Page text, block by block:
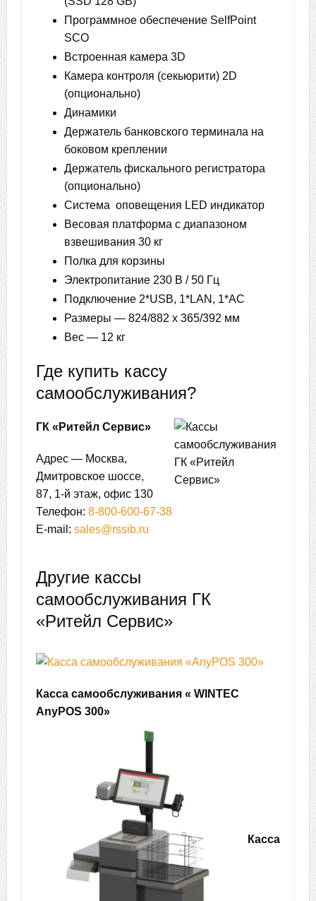
Программное обеспечение SelfPoint
SCO
Встроенная камера 3D
Камера контроля (секьюрити) 2D
(опционально)
Динамики
Держатель банковского терминала на
боковом креплении
Держатель фискального регистратора
(опционально)
Система оповещения LED индикатор
Весовая платформа с диапазоном
взвешивания 30 кг
Полка для корзины
Электропитание 230 В / 50 Гц
Подключение 2*USB, 1*LAN, 1*AC
Размеры — 824/882 х 365/392 мм
Вес — 12 кг
Где купить кассу
самообслуживания?
ГК «Ритейл Сервис»
Адрес — Москва,
Дмитровское шоссе,
87, 1-й этаж, офис 130
Телефон: 8-800-600-67-38
E-mail: sales@rssib.ru
Другие кассы
самообслуживания ГК
«Ритейл Сервис»
Касса самообслуживания « WINTEC
AnyPOS 300»
Касса